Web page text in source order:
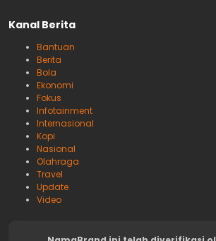
Kanal Berita
Bantuan
Berita
Bola
Ekonomi
Fokus
Infotainment
Internasional
Kopi
Nasional
Olahraga
Travel
Update
Video